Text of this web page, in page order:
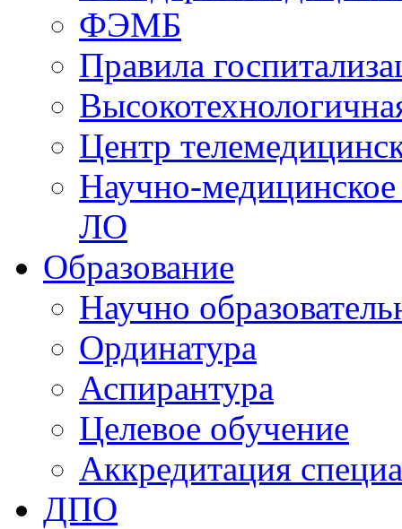
ФЭМБ
Правила
Центр
Научно-
ЛО
Образование
Научно
Ординатура
Аспирантура
Целевое обучение
Аккредитация
ДПО